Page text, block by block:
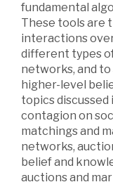
fundamental
These tools are
interactions
different types
networks, and
higher-level
topics
contagion on
matchings and
networks,
belief and
auctions and